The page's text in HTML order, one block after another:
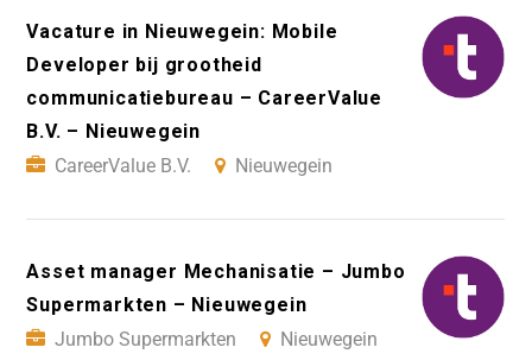
Vacature in Nieuwegein: Mobile
Developer bij grootheid
communicatiebureau – CareerValue
B.V. – Nieuwegein
CareerValue B.V.
Nieuwegein
Asset manager Mechanisatie – Jumbo
Supermarkten – Nieuwegein
Jumbo Supermarkten
Nieuwegein